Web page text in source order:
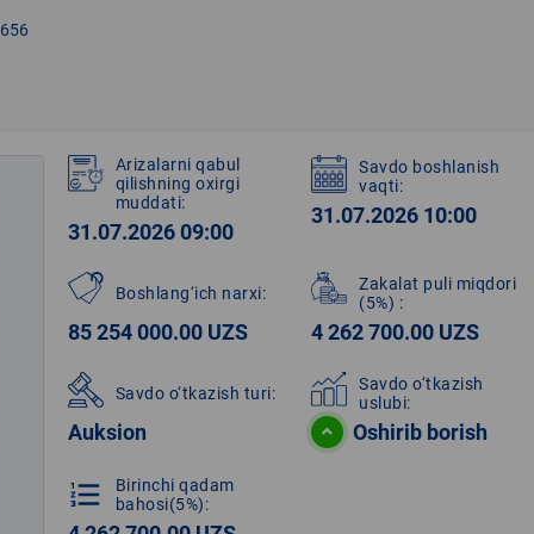
Arizalarni qabul
qilishning oxirgi
muddati:
31.07.2026 09:00
Savdo boshlanish
vaqti:
31.07.2026 10:00
Boshlang‘ich narxi:
85 254 000.00 UZS
Zakalat puli miqdori
(5%) :
4 262 700.00 UZS
Savdo o‘tkazish turi:
Auksion
Savdo o‘tkazish
uslubi:
Oshirib borish
format_list_numbered
Birinchi qadam
bahosi(5%):